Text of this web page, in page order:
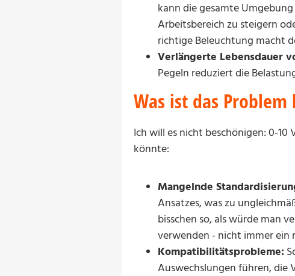
kann die gesamte
Arbeitsbereich zu steigern
richtige Beleuchtung macht
Verlängerte Lebensdauer
Pegeln reduziert die
Was ist das
Ich will es nicht beschönigen: 0-
könnte:
Mangelnde
Ansatzes, was zu
bisschen so, als würde man
verwenden - nicht immer ein
Kompatibilitätsprobleme:
Auswechslungen führen, die